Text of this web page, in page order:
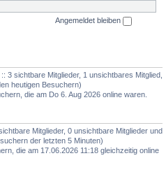
Angemeldet bleiben
3 sichtbare Mitglieder, 1 unsichtbares Mitglied,
heutigen Besuchern)
die am Do 6. Aug 2026 online waren.
Mitglieder, 0 unsichtbare Mitglieder und
der letzten 5 Minuten)
die am 17.06.2026 11:18 gleichzeitig online